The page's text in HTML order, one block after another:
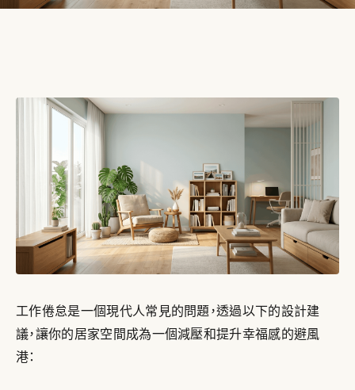
工作倦怠是一個現代人常見的問題，透過以下的設計建
議，讓你的居家空間成為一個減壓和提升幸福感的避風
港：